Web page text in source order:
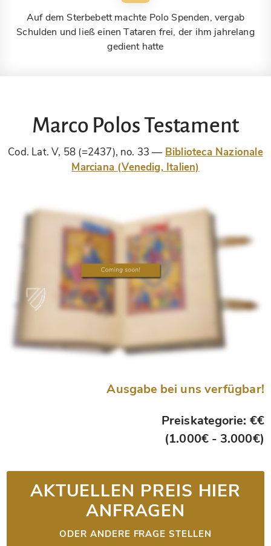
Auf dem Sterbebett machte Polo Spenden, vergab
Schulden und ließ einen Tataren frei, der ihm jahrelang
gedient hatte
Marco Polos Testament
Cod. Lat. V, 58 (=2437), no. 33
Biblioteca Nazionale
Marciana (Venedig, Italien)
Ausgabe bei uns verfügbar!
Preiskategorie: €€
(1.000€ - 3.000€)
AKTUELLEN PREIS HIER
ANFRAGEN
ODER ANDERE FRAGE STELLEN